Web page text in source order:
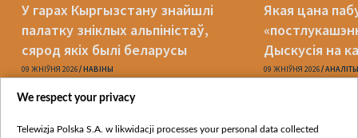
У гарах Кыргызстану знайшлі
палатку зніклых альпіністаў,
сярод якіх былі беларусы
09 ЖНІЎНЯ 2026 НАВІНЫ
Якая цана
Дыскусія на
Беларусь»
09 ЖНІЎНЯ 2026
We respect your privacy
Telewizja Polska S.A. w likwidacji processes your personal data collected